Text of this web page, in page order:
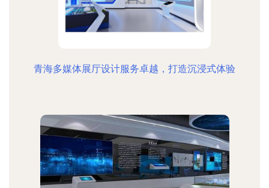
青海多媒体展厅设计服务卓越，打造沉浸式体验